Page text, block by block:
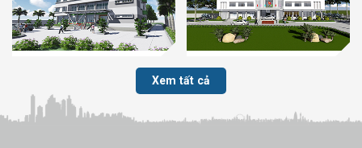
Xem tất cả